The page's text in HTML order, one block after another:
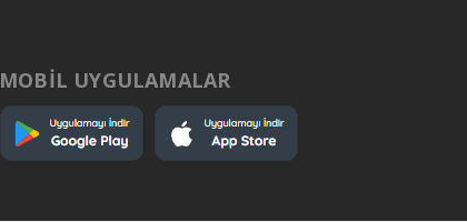
MOBİL UYGULAMALAR